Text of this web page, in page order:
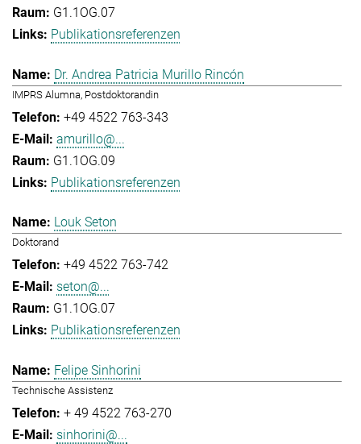
G1.1OG.07
Publikationsreferenzen
Dr. Andrea Patricia Murillo Rincón
IMPRS Alumna, Postdoktorandin
+49 4522 763-343
amurillo@...
G1.1OG.09
Publikationsreferenzen
Louk Seton
Doktorand
+49 4522 763-742
seton@...
G1.1OG.07
Publikationsreferenzen
Felipe Sinhorini
Technische Assistenz
+ 49 4522 763-270
sinhorini@...